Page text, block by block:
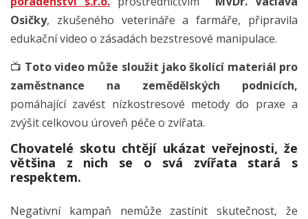
Osičky, zkušeného veterináře a farmáře, připravila
edukační video o zásadách bezstresové manipulace.
📺 Toto video může sloužit jako školící materiál pro
zaměstnance na zemědělských podnicích,
pomáhající zavést nízkostresové metody do praxe a
zvýšit celkovou úroveň péče o zvířata.
Chovatelé skotu chtějí ukázat veřejnosti, že
většina z nich se o svá zvířata stará s
respektem.
Negativní kampaň nemůže zastínit skutečnost, že